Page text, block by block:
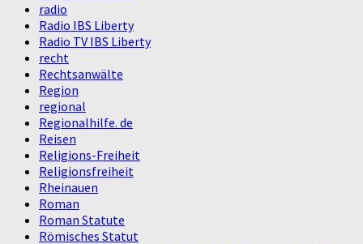
radio
Radio IBS Liberty
Radio TV IBS Liberty
recht
Rechtsanwälte
Region
regional
Regionalhilfe. de
Reisen
Religions-Freiheit
Religionsfreiheit
Rheinauen
Roman
Roman Statute
Römisches Statut